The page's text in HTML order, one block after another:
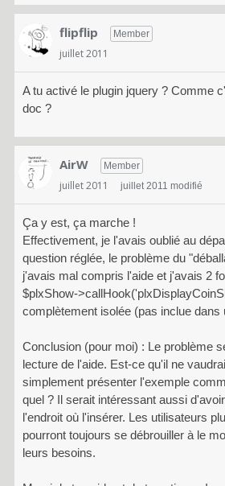
flipflip Member
juillet 2011
A tu activé le plugin jquery ? Comme
doc ?
AirW Member
juillet 2011 juillet 2011 modifié
Ça y est, ça marche !
Effectivement, je l'avais oublié au
question réglée, le problème du
j'avais mal compris l'aide et j'avais 2
$plxShow-
complètement isolée (pas inclue dans
Conclusion (pour moi) : Le problème
lecture de l'aide. Est-ce qu'il ne
simplement présenter l'exemple
quel ? Il serait intéressant aussi
l'endroit où l'insérer. Les utilisateurs
pourront toujours se débrouiller à le
leurs besoins.